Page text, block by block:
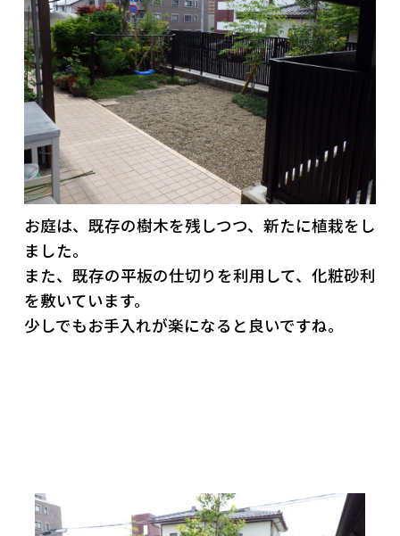
お庭は、既存の樹木を残しつつ、新たに植栽をし
ました。
また、既存の平板の仕切りを利用して、化粧砂利
を敷いています。
少しでもお手入れが楽になると良いですね。